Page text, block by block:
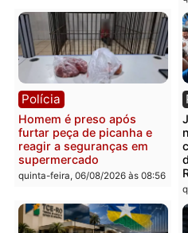
Homem é esfaqueado no
tórax durante briga com
vizinho no bairro Ulysses
Guimarães
quinta-feira, 06/08/2026 às 09:24
Polícia
Homem é preso com